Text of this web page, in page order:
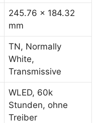
245.76 x 184.32
mm
TN, Normally
White,
Transmissive
WLED, 60k
Stunden, ohne
Treiber